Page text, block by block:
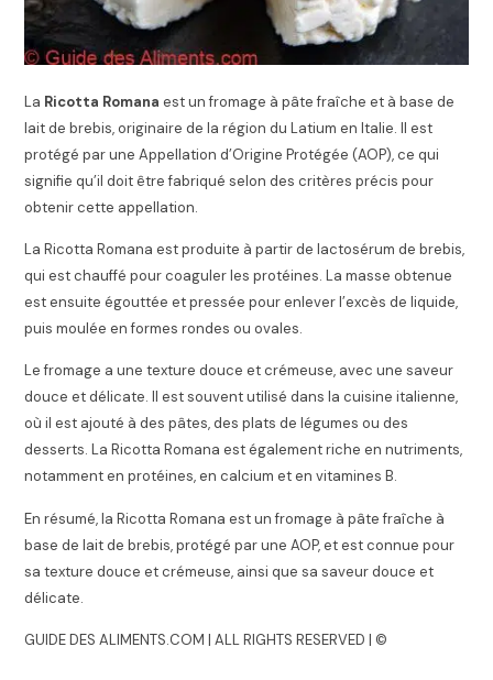
La Ricotta Romana est un fromage à pâte fraîche et à base de
lait de brebis, originaire de la région du Latium en Italie. Il est
protégé par une Appellation d’Origine Protégée (AOP), ce qui
signifie qu’il doit être fabriqué selon des critères précis pour
obtenir cette appellation.
La Ricotta Romana est produite à partir de lactosérum de brebis,
qui est chauffé pour coaguler les protéines. La masse obtenue
est ensuite égouttée et pressée pour enlever l’excès de liquide,
puis moulée en formes rondes ou ovales.
Le fromage a une texture douce et crémeuse, avec une saveur
douce et délicate. Il est souvent utilisé dans la cuisine italienne,
où il est ajouté à des pâtes, des plats de légumes ou des
desserts. La Ricotta Romana est également riche en nutriments,
notamment en protéines, en calcium et en vitamines B.
En résumé, la Ricotta Romana est un fromage à pâte fraîche à
base de lait de brebis, protégé par une AOP, et est connue pour
sa texture douce et crémeuse, ainsi que sa saveur douce et
délicate.
GUIDE DES ALIMENTS.COM | ALL RIGHTS RESERVED | ©